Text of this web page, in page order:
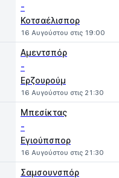
-
Κοτσαέλισπορ
16 Αυγούστου στις 19:00
Αμεντσπόρ
-
Ερζουρούμ
16 Αυγούστου στις 21:30
Μπεσίκτας
-
Εγιούπσπορ
16 Αυγούστου στις 21:30
Σαμσουνσπόρ